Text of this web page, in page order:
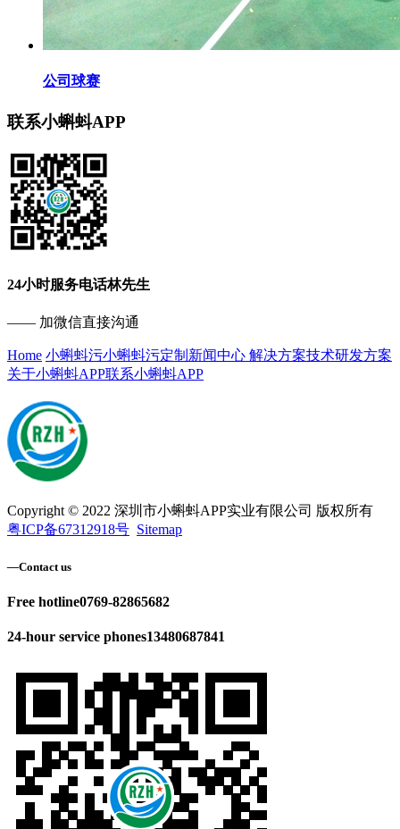
公司球赛
联系小蝌蚪APP
24小时服务电话林先生
—— 加微信直接沟通
Home 小蝌蚪污小蝌蚪污定制 新闻中心 解决方案技术研发方案
关于小蝌蚪APP联系小蝌蚪APP
Copyright © 2022 深圳市小蝌蚪APP实业有限公司 版权所有
粤ICP备67312918号 Sitemap
—Contact us
Free hotline0769-82865682
24-hour service phones13480687841